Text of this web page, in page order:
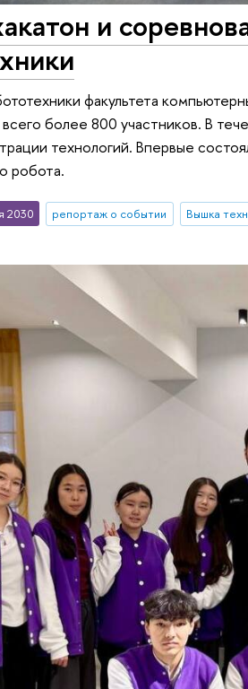
и
факультета
более 800 участников. В
технологий. Впервые
робота.
2030 репортаж о событии Вышка